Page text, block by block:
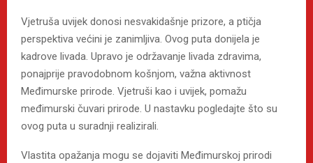
Vjetruša uvijek donosi nesvakidašnje prizore, a ptičja
perspektiva većini je zanimljiva. Ovog puta donijela je
kadrove livada. Upravo je održavanje livada zdravima,
ponajprije pravodobnom košnjom, važna aktivnost
Međimurske prirode. Vjetruši kao i uvijek, pomažu
međimurski čuvari prirode. U nastavku pogledajte što su
ovog puta u suradnji realizirali.
Vlastita opažanja mogu se dojaviti Međimurskoj prirodi